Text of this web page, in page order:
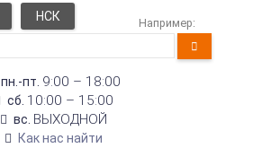
НСК Например:
пн.-пт. 9:00 – 18:00
сб. 10:00 – 15:00
вс. ВЫХОДНОЙ
Как нас найти